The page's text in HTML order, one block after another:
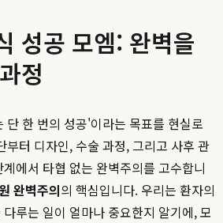
성공 모엠: 완벽을
정
단 한 번의 성공'이라는 목표를 현실로
부터 디자인, 수술 과정, 그리고 사후 관
에서 타협 없는 완벽주의를 고수합니
완벽주의의 핵심입니다. 우리는 환자의
루는 일이 얼마나 중요한지 알기에, 모